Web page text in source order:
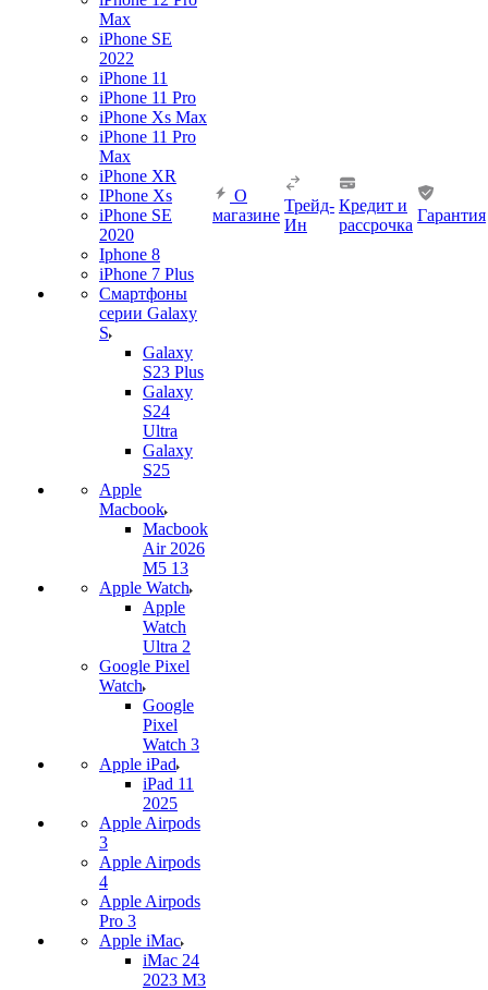
Max
iPhone SE
2022
iPhone 11
iPhone 11 Pro
iPhone Xs Max
iPhone 11 Pro
Max
iPhone XR
IPhone Xs
iPhone SE
2020
Iphone 8
iPhone 7 Plus
Смартфоны
серии Galaxy
S
Galaxy
S23 Plus
Galaxy
S24
Ultra
Galaxy
S25
Apple
Macbook
Macbook
Air 2026
M5 13
Apple Watch
Apple
Watch
Ultra 2
Google Pixel
Watch
Google
Pixel
Watch 3
Apple iPad
iPad 11
2025
Apple Airpods
3
Apple Airpods
4
Apple Airpods
Pro 3
Apple iMac
iMac 24
2023 M3
О
магазине
Трейд-
Ин
Кредит и
рассрочка
Гарантия